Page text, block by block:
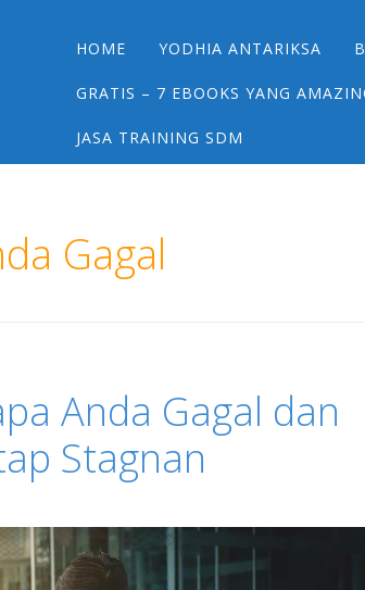
Main menu
Skip
content
HOME YODHIA ANTARIKSA
GRATIS – 7 EBOOKS YANG
JASA TRAINING SDM
Gagal
Anda Gagal dan
Stagnan